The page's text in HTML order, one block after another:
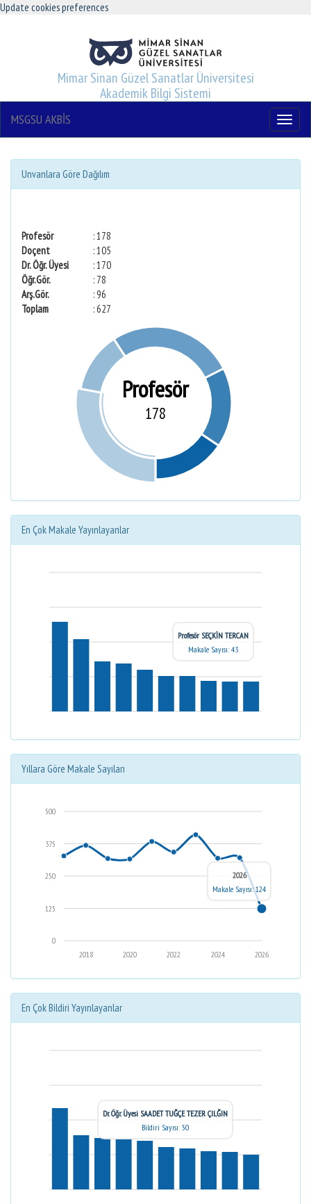
Update cookies preferences
Mimar Sinan Güzel Sanatlar Üniversitesi
Akademik Bilgi Sistemi
Menu
MSGSU AKBİS
Unvanlara Göre Dağılım
Profesör
: 178
Doçent
: 105
Dr. Öğr. Üyesi
: 170
Öğr.Gör.
: 78
Arş.Gör.
: 96
Toplam
: 627
Profesör
178
En Çok Makale Yayınlayanlar
Profesör SEÇKİN TERCAN
Makale Sayısı: 43
Yıllara Göre Makale Sayıları
0
125
250
375
500
2026
2024
2022
2020
2018
2026
Makale Sayısı: 124
En Çok Bildiri Yayınlayanlar
Dr. Öğr. Üyesi SAADET TUĞÇE TEZER ÇILĞIN
Bildiri Sayısı: 50